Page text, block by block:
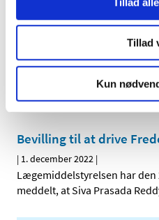
Tillad
Kun
for fremstiller- og
|1. december 2022|
Fra 1. januar 2023 ændres
kontrakttagere og
Bevilling til at drive
| 1. december 2022 |
Lægemiddelstyrelsen har den
meddelt, at Siva Prasada